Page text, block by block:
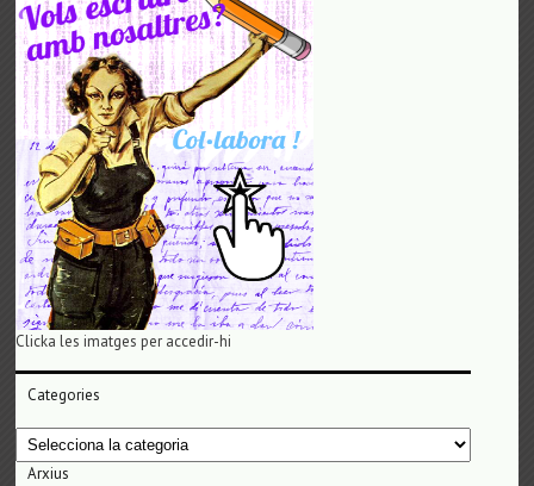
Clicka les imatges per accedir-hi
Categories
Categories
Arxius